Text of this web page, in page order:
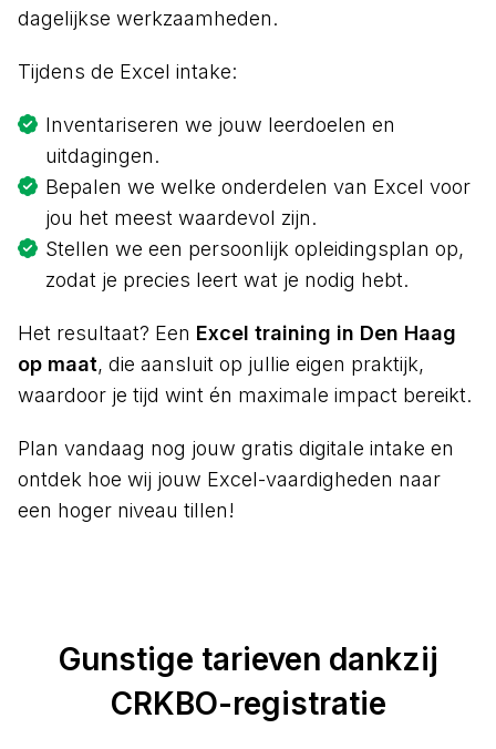
dagelijkse werkzaamheden.
Tijdens de Excel intake:
Inventariseren we jouw leerdoelen en
uitdagingen.
Bepalen we welke onderdelen van Excel voor
jou het meest waardevol zijn.
Stellen we een persoonlijk opleidingsplan op,
zodat je precies leert wat je nodig hebt.
Het resultaat? Een Excel training in Den Haag
op maat, die aansluit op jullie eigen praktijk,
waardoor je tijd wint én maximale impact bereikt.
Plan vandaag nog jouw gratis digitale intake en
ontdek hoe wij jouw Excel-vaardigheden naar
een hoger niveau tillen!
Gunstige tarieven dankzij
CRKBO-registratie